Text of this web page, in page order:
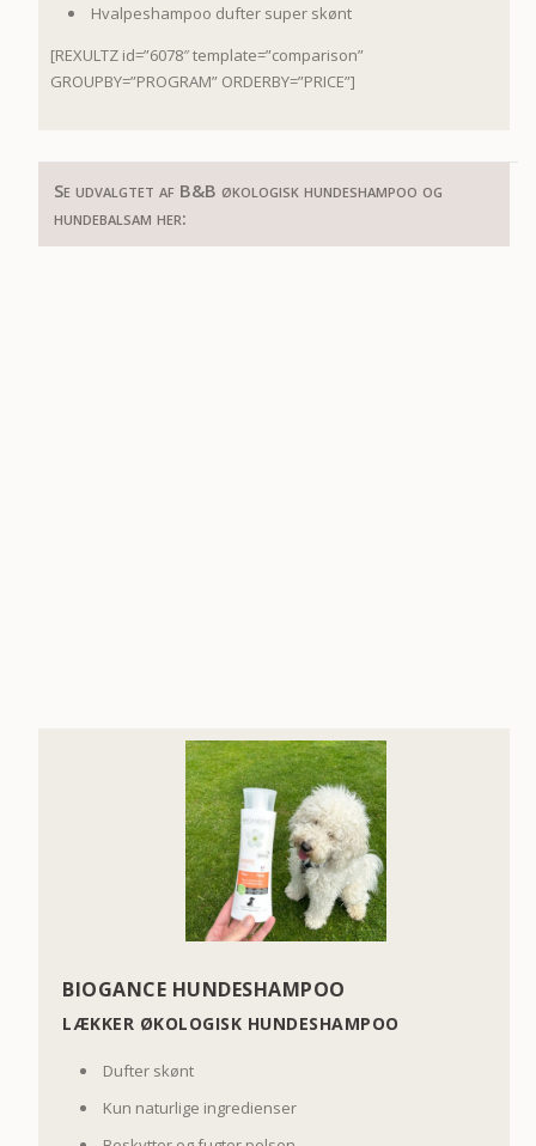
Hvalpeshampoo dufter super skønt
[REXULTZ id=”6078″ template=”comparison”
GROUPBY=”PROGRAM” ORDERBY=”PRICE”]
Se udvalgtet af B&B økologisk hundeshampoo og
hundebalsam her:
BIOGANCE HUNDESHAMPOO
LÆKKER ØKOLOGISK HUNDESHAMPOO
Dufter skønt
Kun naturlige ingredienser